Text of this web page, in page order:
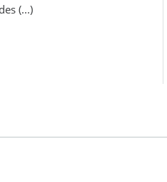
(...)